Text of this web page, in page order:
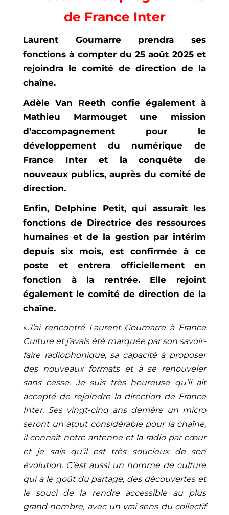
de France Inter
Laurent Goumarre prendra ses
fonctions à compter du 25 août 2025 et
rejoindra le comité de direction de la
chaîne.
Adèle Van Reeth confie également à
Mathieu Marmouget une mission
d’accompagnement pour le
développement du numérique de
France Inter et la conquête de
nouveaux publics, auprès du comité de
direction.
Enfin, Delphine Petit, qui assurait les
fonctions de Directrice des ressources
humaines et de la gestion par intérim
depuis six mois, est confirmée à ce
poste et entrera officiellement en
fonction à la rentrée. Elle rejoint
également le comité de direction de la
chaîne.
«J’ai rencontré Laurent Goumarre à France
Culture et j’avais été marquée par son savoir-
faire radiophonique, sa capacité à proposer
des nouveaux formats et à se renouveler
sans cesse. Je suis très heureuse qu’il ait
accepté de rejoindre la direction de France
Inter. Ses vingt-cinq ans derrière un micro
seront un atout considérable pour la chaîne,
il connaît notre antenne et la radio par cœur
et je sais qu’il est très soucieux de son
évolution. C’est aussi un homme de culture
qui a le goût du partage, des découvertes et
le souci de la rendre accessible au plus
grand nombre, avec un vrai sens du collectif